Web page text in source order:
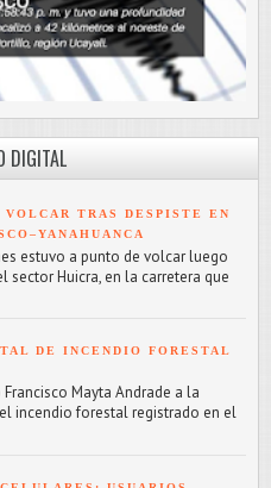
DIGITAL
TRAS DESPISTE EN
estuvo a punto de volcar luego
sector Huicra, en la carretera que
DE INCENDIO FORESTAL
Mayta Andrade a la
incendio forestal registrado en el